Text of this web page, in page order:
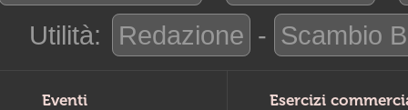
Utilità:
Redazione - Scambio
Eventi Esercizi